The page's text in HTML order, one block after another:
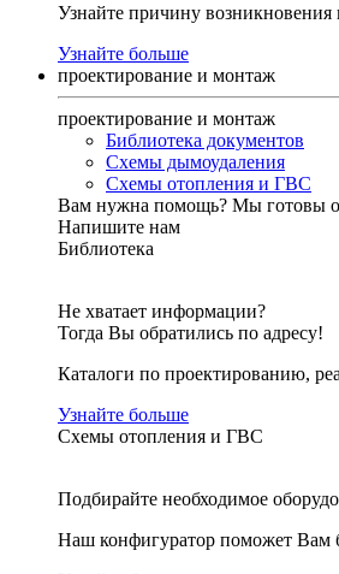
Узнайте причину
Узнайте больше
проектирование и монтаж
проектирование и монтаж
Библиотека документов
Схемы дымоудаления
Схемы отопления и ГВС
Вам нужна помощь? Мы готовы
Напишите нам
Библиотека
Не хватает информации?
Тогда Вы обратились по адресу!
Каталоги по проектированию,
Узнайте больше
Схемы отопления и ГВС
Подбирайте необходимое
Наш конфигуратор поможет Вам